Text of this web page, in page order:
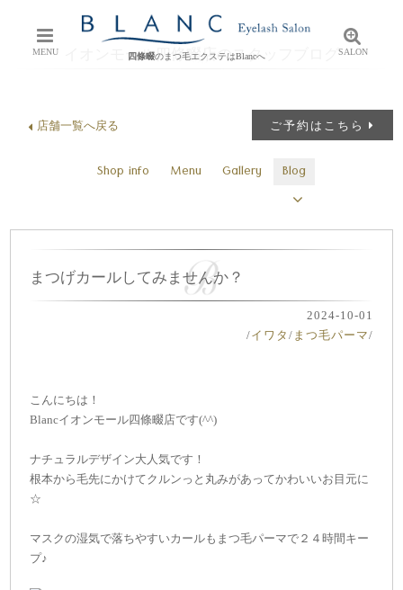
MENU 四條畷のまつ毛エクステはBlancへ SALON
イオンモール四條畷店のスタッフブログ
ご予約はこちら
店舗一覧へ戻る
Shop info Menu Gallery Blog
まつげカールしてみませんか？
2024-10-01
/イワタ / まつ毛パーマ/
こんにちは！
Blancイオンモール四條畷店です(^^)
ナチュラルデザイン大人気です！
根本から毛先にかけてクルンっと丸みがあってかわいいお目元に
☆
マスクの湿気で落ちやすいカールもまつ毛パーマで２４時間キー
プ♪